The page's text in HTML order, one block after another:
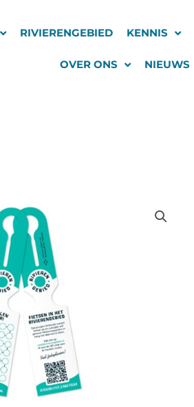
RIVIERENGEBIED KENNIS
OVER ONS NIEUWS